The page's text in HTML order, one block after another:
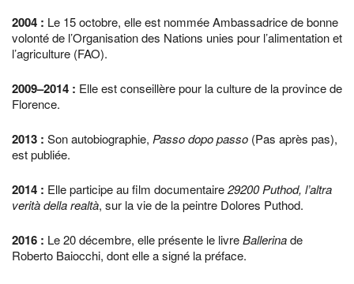
2004 : Le 15 octobre, elle est nommée Ambassadrice de bonne
volonté de l’Organisation des Nations unies pour l’alimentation et
l’agriculture (FAO).
2009–2014 : Elle est conseillère pour la culture de la province de
Florence.
2013 : Son autobiographie, Passo dopo passo (Pas après pas),
est publiée.
2014 : Elle participe au film documentaire29200 Puthod, l’altra
verità della realtà, sur la vie de la peintre Dolores Puthod.
2016 : Le 20 décembre, elle présente le livreBallerinade
Roberto Baiocchi, dont elle a signé la préface.